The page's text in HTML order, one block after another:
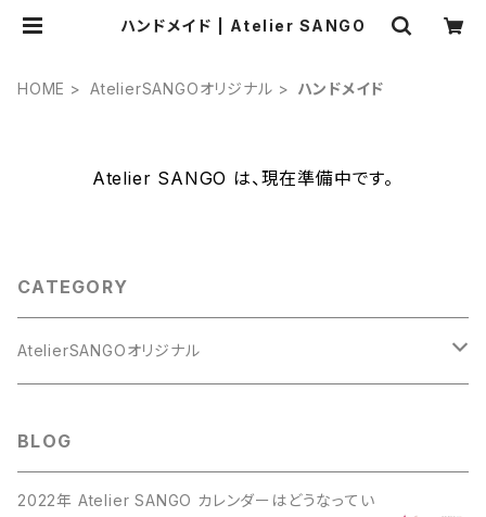
ハンドメイド | Atelier SANGO
HOME AtelierSANGOオリジナル ハンドメイド
Atelier SANGO は、現在準備中です。
CATEGORY
AtelierSANGOオリジナル
BLOG
2022年 Atelier SANGO カレンダーはどうなってい